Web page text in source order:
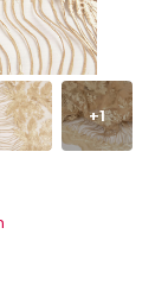
+1